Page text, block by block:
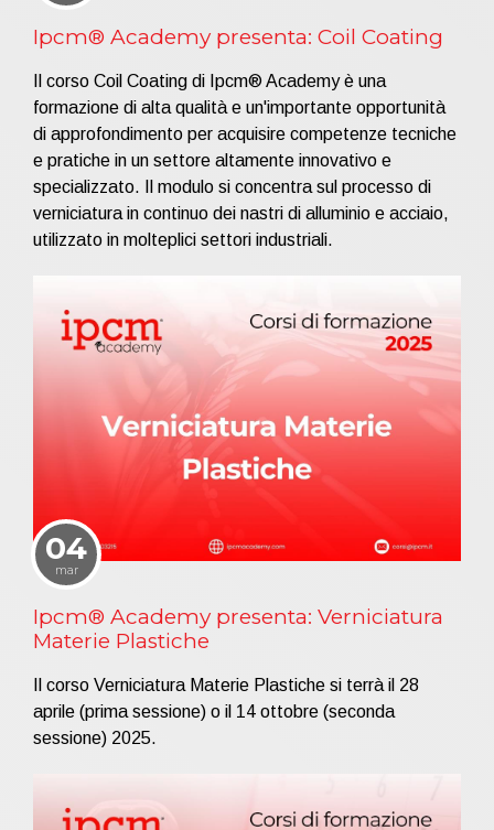
Ipcm® Academy presenta: Coil Coating
Il corso Coil Coating di Ipcm® Academy è una
formazione di alta qualità e un'importante opportunità
di approfondimento per acquisire competenze tecniche
e pratiche in un settore altamente innovativo e
specializzato. Il modulo si concentra sul processo di
verniciatura in continuo dei nastri di alluminio e acciaio,
utilizzato in molteplici settori industriali.
04
mar
Ipcm® Academy presenta: Verniciatura
Materie Plastiche
Il corso Verniciatura Materie Plastiche si terrà il 28
aprile (prima sessione) o il 14 ottobre (seconda
sessione) 2025.